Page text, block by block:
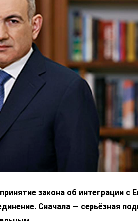
закона об интеграции с
Сначала — серьёзная